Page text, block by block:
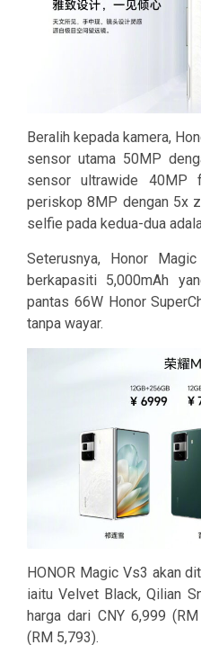
Beralih kepada kamera,
sensor utama 50MP
sensor ultrawide 40MP
periskop 8MP dengan 5x
selfie pada kedua-dua
Seterusnya, Honor
berkapasiti 5,000mAh
pantas 66W Honor
tanpa wayar.
HONOR Magic Vs3 akan
iaitu Velvet Black, Qilian
harga dari CNY 6,999
(RM 5,793).